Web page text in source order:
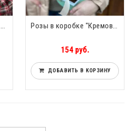
Букет роз "Для тебя" 31 роза Розы в коробке "Кремовая” 31 роза
154 руб.
ДОБАВИТЬ В КОРЗИНУ